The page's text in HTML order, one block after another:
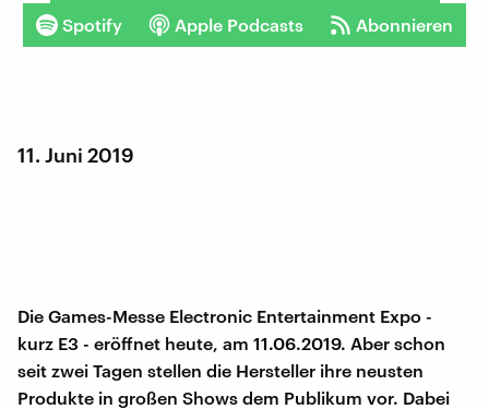
Spotify Apple Podcasts Abonnieren
11. Juni 2019
Die Games-Messe Electronic Entertainment Expo -
kurz E3 - eröffnet heute, am 11.06.2019. Aber schon
seit zwei Tagen stellen die Hersteller ihre neusten
Produkte in großen Shows dem Publikum vor. Dabei